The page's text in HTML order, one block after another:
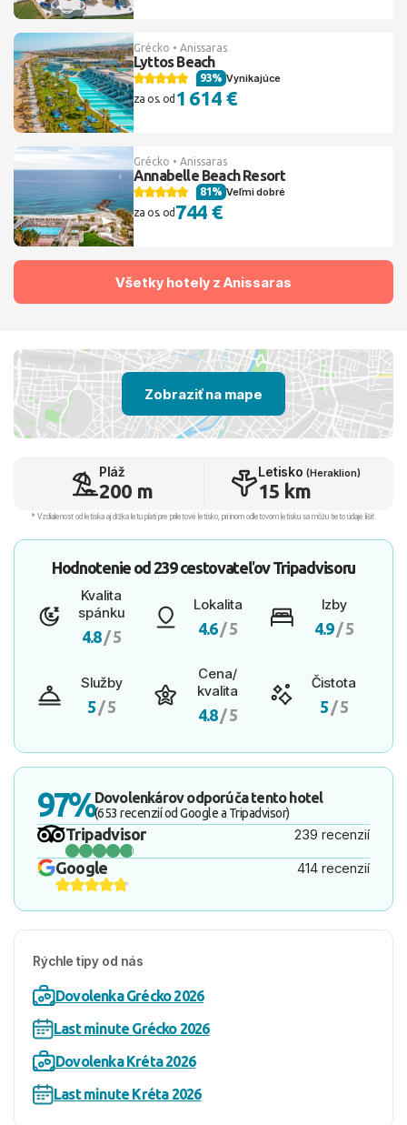
Grécko • Anissaras
Lyttos Beach
Vynikajúce
93%
za os. od 1 614 €
Grécko • Anissaras
Annabelle Beach Resort
Veľmi dobré
81%
za os. od 744 €
Všetky hotely z Anissaras
Zobraziť na mape
Pláž
200 m
Letisko (Heraklion)
15 km
* Vzdialenosť od letiska aj dľžka letu platí pre príletové letisko, pri inom odletovom letisku sa môžu tieto údaje líšiť.
Hodnotenie od 239 cestovateľovTripadvisoru
Kvalita
spánku
4.8/ 5
Lokalita
4.6/ 5
Izby
4.9/ 5
Služby
5 / 5
Cena/
kvalita
4.8/ 5
Čistota
5 / 5
97%Dovolenkárov odporúča tento hotel
(653 recenzií od Google a Tripadvisor)
Tripadvisor 239 recenzií
Google 414 recenzií
Rýchle tipy od nás
Dovolenka Grécko 2026
Last minute Grécko 2026
Dovolenka Kréta 2026
Last minute Kréta 2026